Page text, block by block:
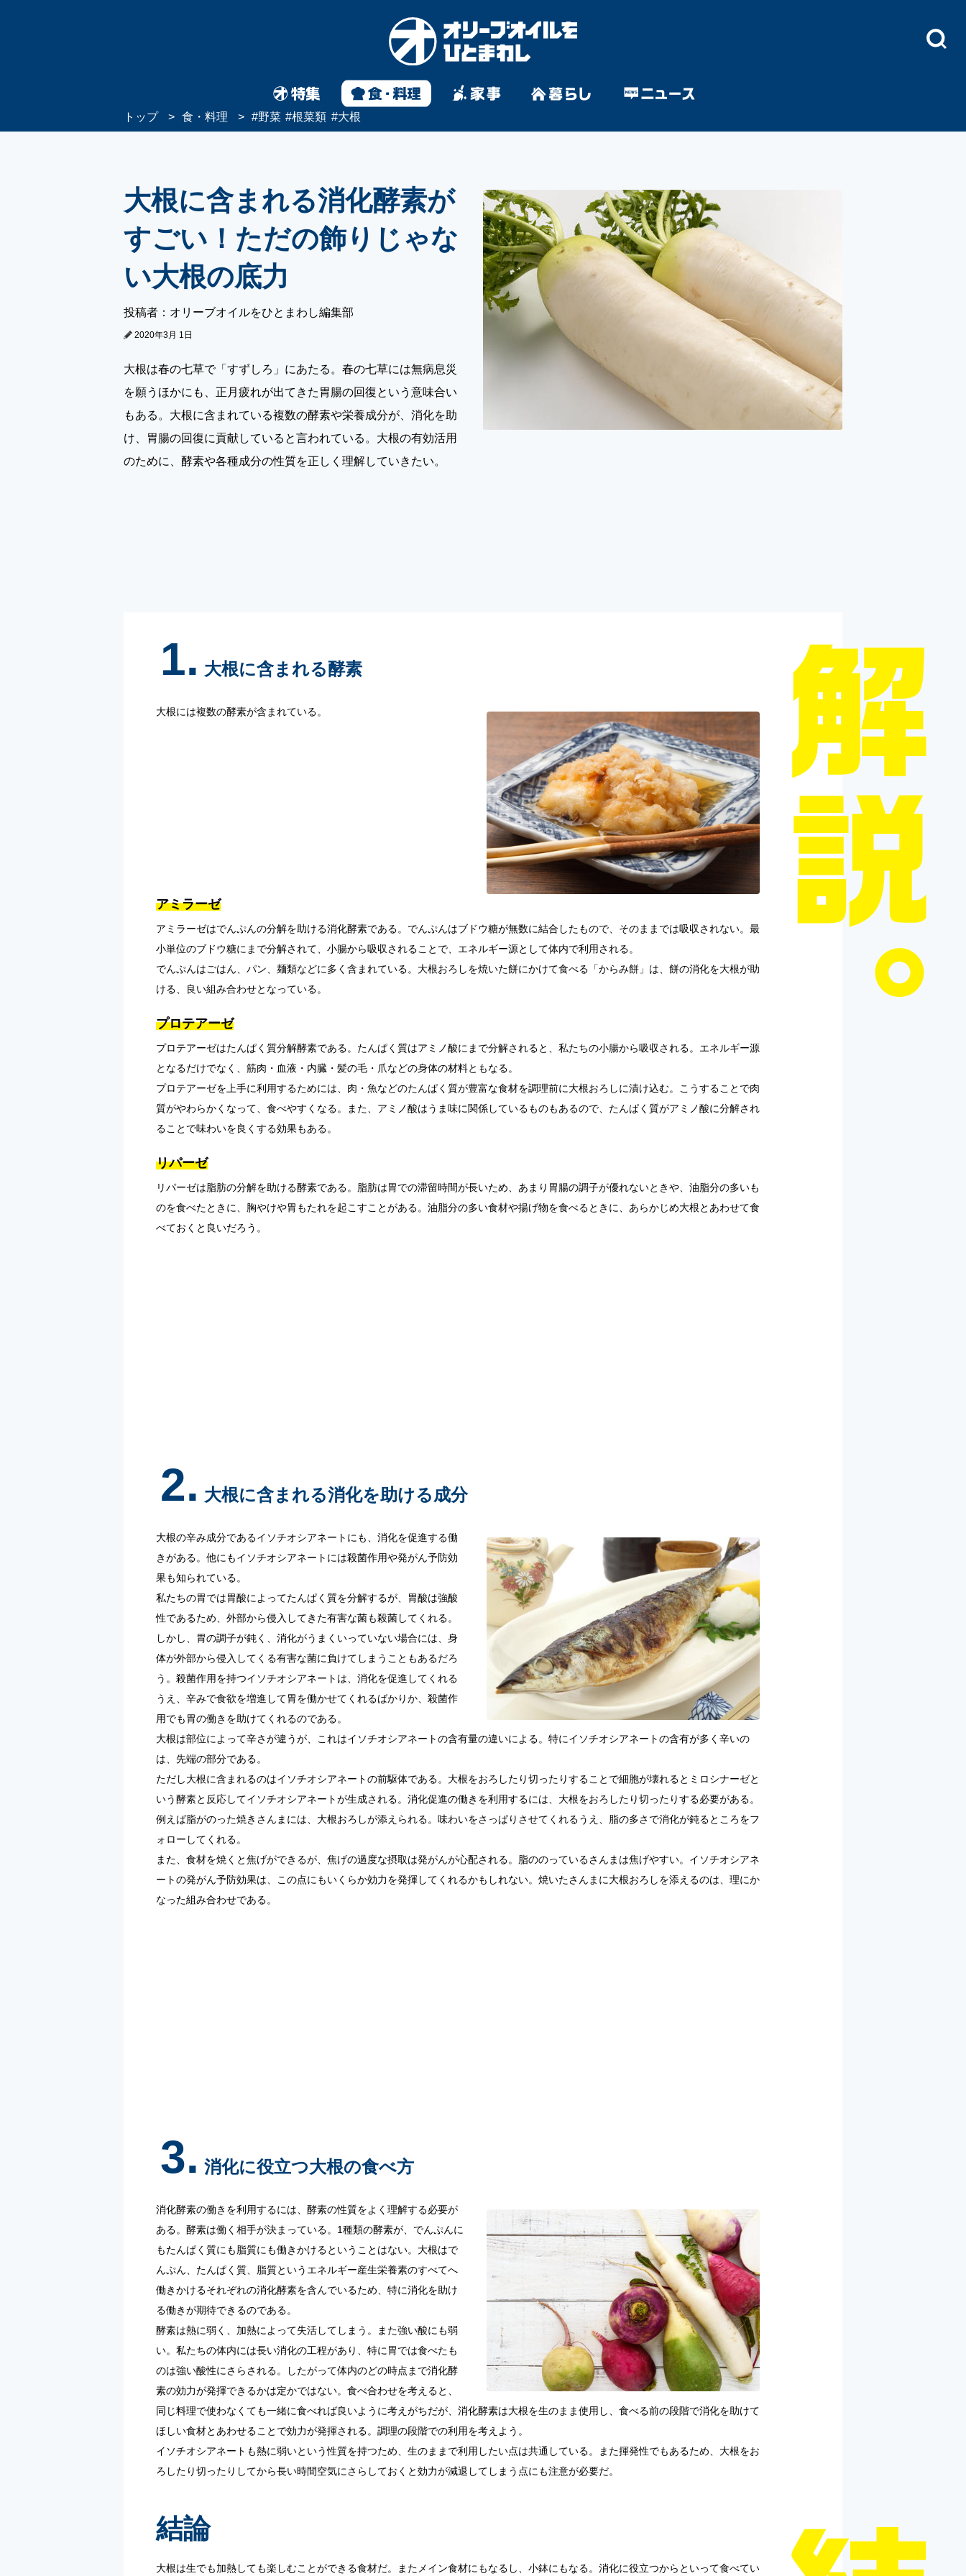
トップ 食・料理 #野菜 #根菜類 #大根
大根に含まれる消化酵素が
すごい！ただの飾りじゃな
い大根の底力
投稿者：オリーブオイルをひとまわし編集部
2020年3月 1日
大根は春の七草で「すずしろ」にあたる。春の七草には無病息災
を願うほかにも、正月疲れが出てきた胃腸の回復という意味合い
もある。大根に含まれている複数の酵素や栄養成分が、消化を助
け、胃腸の回復に貢献していると言われている。大根の有効活用
のために、酵素や各種成分の性質を正しく理解していきたい。
1. 大根に含まれる酵素
大根には複数の酵素が含まれている。
アミラーゼ
アミラーゼはでんぷんの分解を助ける消化酵素である。でんぷんはブドウ糖が無数に結合したもので、そのままでは吸収されない。最
小単位のブドウ糖にまで分解されて、小腸から吸収されることで、エネルギー源として体内で利用される。
でんぷんはごはん、パン、麺類などに多く含まれている。大根おろしを焼いた餅にかけて食べる「からみ餅」は、餅の消化を大根が助
ける、良い組み合わせとなっている。
プロテアーゼ
プロテアーゼはたんぱく質分解酵素である。たんぱく質はアミノ酸にまで分解されると、私たちの小腸から吸収される。エネルギー源
となるだけでなく、筋肉・血液・内臓・髪の毛・爪などの身体の材料ともなる。
プロテアーゼを上手に利用するためには、肉・魚などのたんぱく質が豊富な食材を調理前に大根おろしに漬け込む。こうすることで肉
質がやわらかくなって、食べやすくなる。また、アミノ酸はうま味に関係しているものもあるので、たんぱく質がアミノ酸に分解され
ることで味わいを良くする効果もある。
リパーゼ
リパーゼは脂肪の分解を助ける酵素である。脂肪は胃での滞留時間が長いため、あまり胃腸の調子が優れないときや、油脂分の多いも
のを食べたときに、胸やけや胃もたれを起こすことがある。油脂分の多い食材や揚げ物を食べるときに、あらかじめ大根とあわせて食
べておくと良いだろう。
2. 大根に含まれる消化を助ける成分
大根の辛み成分であるイソチオシアネートにも、消化を促進する働
きがある。他にもイソチオシアネートには殺菌作用や発がん予防効
果も知られている。
私たちの胃では胃酸によってたんぱく質を分解するが、胃酸は強酸
性であるため、外部から侵入してきた有害な菌も殺菌してくれる。
しかし、胃の調子が鈍く、消化がうまくいっていない場合には、身
体が外部から侵入してくる有害な菌に負けてしまうこともあるだろ
う。殺菌作用を持つイソチオシアネートは、消化を促進してくれる
うえ、辛みで食欲を増進して胃を働かせてくれるばかりか、殺菌作
用でも胃の働きを助けてくれるのである。
大根は部位によって辛さが違うが、これはイソチオシアネートの含有量の違いによる。特にイソチオシアネートの含有が多く辛いの
は、先端の部分である。
ただし大根に含まれるのはイソチオシアネートの前駆体である。大根をおろしたり切ったりすることで細胞が壊れるとミロシナーゼと
いう酵素と反応してイソチオシアネートが生成される。消化促進の働きを利用するには、大根をおろしたり切ったりする必要がある。
例えば脂がのった焼きさんまには、大根おろしが添えられる。味わいをさっぱりさせてくれるうえ、脂の多さで消化が鈍るところをフ
ォローしてくれる。
また、食材を焼くと焦げができるが、焦げの過度な摂取は発がんが心配される。脂ののっているさんまは焦げやすい。イソチオシアネ
ートの発がん予防効果は、この点にもいくらか効力を発揮してくれるかもしれない。焼いたさんまに大根おろしを添えるのは、理にか
なった組み合わせである。
3. 消化に役立つ大根の食べ方
消化酵素の働きを利用するには、酵素の性質をよく理解する必要が
ある。酵素は働く相手が決まっている。1種類の酵素が、でんぷんに
もたんぱく質にも脂質にも働きかけるということはない。大根はで
んぷん、たんぱく質、脂質というエネルギー産生栄養素のすべてへ
働きかけるそれぞれの消化酵素を含んでいるため、特に消化を助け
る働きが期待できるのである。
酵素は熱に弱く、加熱によって失活してしまう。また強い酸にも弱
い。私たちの体内には長い消化の工程があり、特に胃では食べたも
のは強い酸性にさらされる。したがって体内のどの時点まで消化酵
素の効力が発揮できるかは定かではない。食べ合わせを考えると、
同じ料理で使わなくても一緒に食べれば良いように考えがちだが、消化酵素は大根を生のまま使用し、食べる前の段階で消化を助けて
ほしい食材とあわせることで効力が発揮される。調理の段階での利用を考えよう。
イソチオシアネートも熱に弱いという性質を持つため、生のままで利用したい点は共通している。また揮発性でもあるため、大根をお
ろしたり切ったりしてから長い時間空気にさらしておくと効力が減退してしまう点にも注意が必要だ。
結論
大根は生でも加熱しても楽しむことができる食材だ。またメイン食材にもなるし、小鉢にもなる。消化に役立つからといって食べてい